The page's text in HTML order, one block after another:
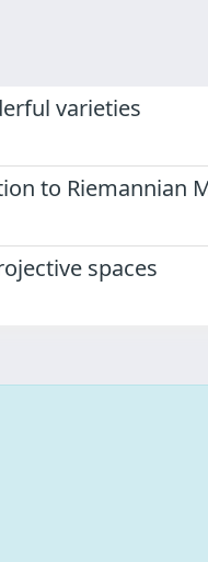
varieties
to Riemannian
spaces